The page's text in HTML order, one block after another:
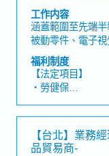
工作内容
涵蓋範圍至先端
被動零件、電子視
板顯示液晶製成
【工作內容】・負
客戶， 定期拜訪
理。・負責產品
宜。・需具備日
福利制度
【法定項目】
・勞健保
・各種休假（特
陪產假、產假、
・退休金
【台北】業務
品貿易商‐